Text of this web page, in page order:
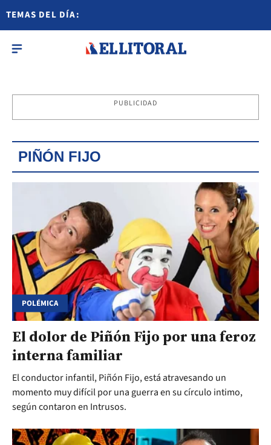
TEMAS DEL DÍA:
PUBLICIDAD
PIÑÓN FIJO
POLÉMICA
El dolor de Piñón Fijo por una feroz
interna familiar
El conductor infantil, Piñón Fijo, está atravesando un
momento muy difícil por una guerra en su círculo intimo,
según contaron en Intrusos.